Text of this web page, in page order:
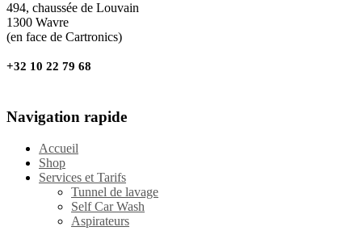
494, chaussée de Louvain
1300 Wavre
(en face de Cartronics)
+32 10 22 79 68
Navigation rapide
Accueil
Shop
Services et Tarifs
Tunnel de lavage
Self Car Wash
Aspirateurs